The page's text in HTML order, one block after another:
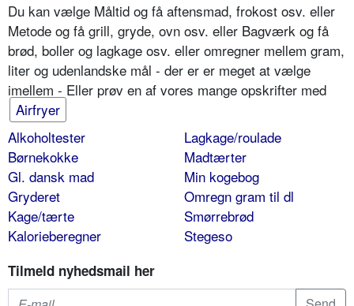
Du kan vælge Måltid og få aftensmad, frokost osv. eller
Metode og få grill, gryde, ovn osv. eller Bagværk og få
brød, boller og lagkage osv. eller omregner mellem gram,
liter og udenlandske mål - der er er meget at vælge
imellem - Eller prøv en af vores mange opskrifter med
Airfryer
Alkoholtester
Børnekokke
Gl. dansk mad
Gryderet
Kage/tærte
Kalorieberegner
Lagkage/roulade
Madtærter
Min kogebog
Omregn gram til dl
Smørrebrød
Stegeso
Tilmeld nyhedsmail her